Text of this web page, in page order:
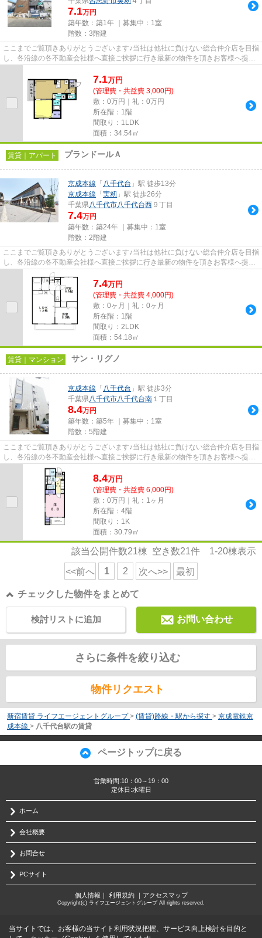
7.1万円
築年数：築1年 ｜募集中： 1室
階数：3階建
ここまでご覧頂きありがとうございます♪当社は他社に負けない総合仲介店を目指
し、各沿線の各不動産会社様へ直接ご挨拶に行き最新の物件を頂きお客様へ提供
7.1万円
(管理費・共益費 3,000円)
敷：0万円｜礼：0万円
所在階：1階
間取り：1LDK
面積：34.54㎡
賃貸｜アパート プランドールＡ
京成本線 「 八千代台 」駅 徒歩13分
京成本線 「 実籾 」駅 徒歩26分
千葉県八千代市八千代台西 ９丁目
7.4万円
築年数：築24年 ｜募集中： 1室
階数：2階建
ここまでご覧頂きありがとうございます♪当社は他社に負けない総合仲介店を目指
し、各沿線の各不動産会社様へ直接ご挨拶に行き最新の物件を頂きお客様へ提供
しております！最新の情報は...
7.4万円
(管理費・共益費 4,000円)
敷：0ヶ月｜礼：0ヶ月
所在階：1階
間取り：2LDK
面積：54.18㎡
賃貸｜マンション サン・リグノ
京成本線 「 八千代台 」駅 徒歩3分
千葉県八千代市八千代台南 １丁目
8.4万円
築年数：築5年 ｜募集中： 1室
階数：5階建
ここまでご覧頂きありがとうございます♪当社は他社に負けない総合仲介店を目指
し、各沿線の各不動産会社様へ直接ご挨拶に行き最新の物件を頂きお客様へ提供
しております！最新の情報は...
8.4万円
(管理費・共益費 6,000円)
敷：0万円｜礼：1ヶ月
所在階：4階
間取り：1K
面積：30.79㎡
該当公開件数21棟 空き数21件 1-20棟表示
<<前へ 1 2 次へ>> 最初
チェックした物件をまとめて
お問い合わせ
検討リストに追加
さらに条件を絞り込む
物件リクエスト
新宿賃貸 ライフエージェントグループ > (賃貸)路線・駅から探す > 京成電鉄京
成本線 > 八千代台駅の賃貸
ページトップに戻る
営業時間:10：00～19：00
定休日:水曜日
ホーム
会社概要
お問合せ
PCサイト
個人情報 ｜ 利用規約｜ アクセスマップ
Copyright(c) ライフエージェントグループ All rights reserved.
当サイトでは、お客様の当サイト利用状況把握、サービス向上検討を目的と